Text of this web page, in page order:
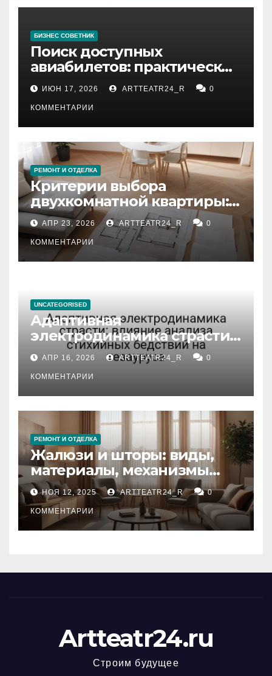
БИЗНЕС СОВЕТНИК
Поиск доступных
авиабилетов: практические
рекомендации
ИЮН 17, 2026 ARTTEATR24_R 0
КОММЕНТАРИИ
РЕМОНТ И ОТДЕЛКА
Критерии выбора
двухкомнатной квартиры:
планировка, площадь,
состояние и документация
АПР 23, 2026 ARTTEATR24_R 0
КОММЕНТАРИИ
UNCATEGORISED
Адаптивная
электродинамика страсти:
влияние анализа
стихийных бедствий на
тезауруса
АПР 16, 2026 ARTTEATR24_R 0
КОММЕНТАРИИ
РЕМОНТ И ОТДЕЛКА
Жалюзи и шторы: виды,
материалы, механизмы
управления и уход
НОЯ 12, 2025 ARTTEATR24_R 0
КОММЕНТАРИИ
Artteatr24.ru
Строим будущее